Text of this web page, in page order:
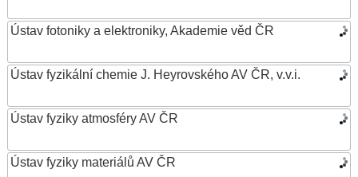
Ústav fotoniky a elektroniky, Akademie věd ČR
Ústav fyzikální chemie J. Heyrovského AV ČR, v.v.i.
Ústav fyziky atmosféry AV ČR
Ústav fyziky materiálů AV ČR